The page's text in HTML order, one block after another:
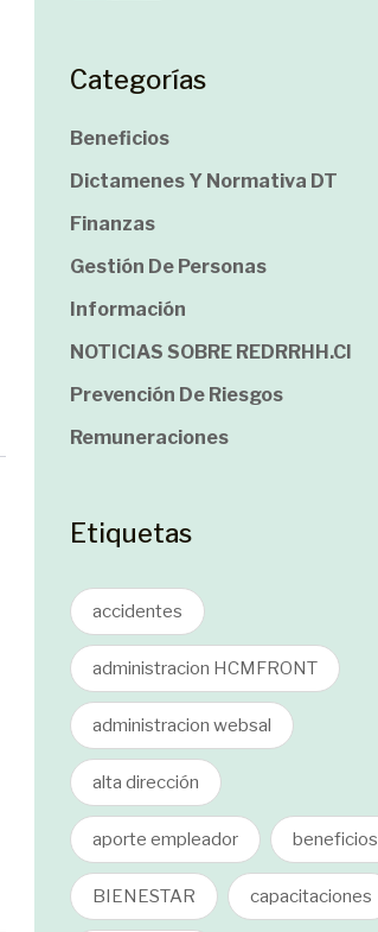
Categorías
Beneficios
Dictamenes Y Normativa DT
Finanzas
Gestión De Personas
Información
NOTICIAS SOBRE REDRRHH.cl
Prevención De Riesgos
Remuneraciones
Etiquetas
accidentes
administracion HCMFRONT
administracion websal
alta dirección
aporte empleador beneficios
BIENESTAR capacitaciones